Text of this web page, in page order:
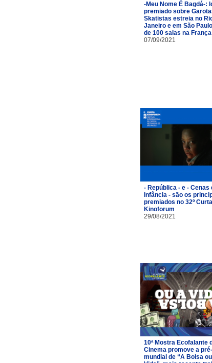
-Meu Nome É Bagdá-:
premiado sobre
Skatistas estreia no
Janeiro e em São
de 100 salas na França
07/09/2021
- República - e - Cenas
Infância - são os
premiados no 32º Curta
Kinoforum
29/08/2021
10ª Mostra Ecofalante
Cinema promove a
mundial de “A Bolsa